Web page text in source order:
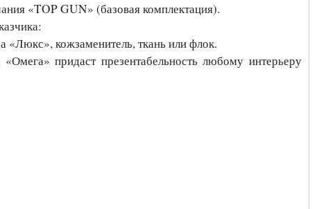
«TOP GUN» (базовая комплектация).
«Люкс», кожзаменитель, ткань или флок.
придаст презентабельность любому интерьеру